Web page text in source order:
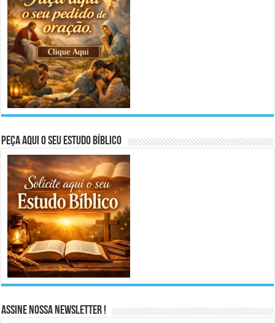
Peça aqui o seu Estudo Bíblico
Assine Nossa Newsletter !